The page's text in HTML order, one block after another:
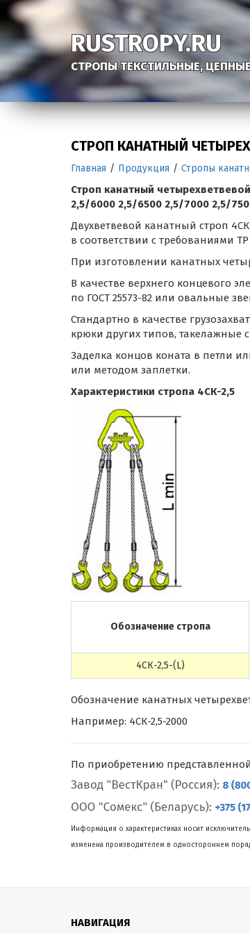
RUSTROPY.RU
СТРОПЫ ТЕКСТИЛЬНЫЕ,
СТРОП КАНАТНЫЙ
Главная / Продукция / Стропы
Строп канатный
2,5/6000 2,5/6500 2,5/7000 2,5/
Двухветвевой канатный строп
в соответствии с требованиями ТР
При изготовлении канатных
В качестве верхнего концевого
по ГОСТ 25573-82 или овальные
Стандартно в качестве
крюки других типов, такелажные
Заделка концов коната в петли
или методом заплетки.
Характеристики стропа 4СК-2,5
Обозначение стропа
4СК-2,5-(L)
Обозначение канатных
Например: 4СК-2,5-2000
По приобретению
Информация о характеристиках носит
изменена производителем в одностороннем
НАВИГАЦИЯ